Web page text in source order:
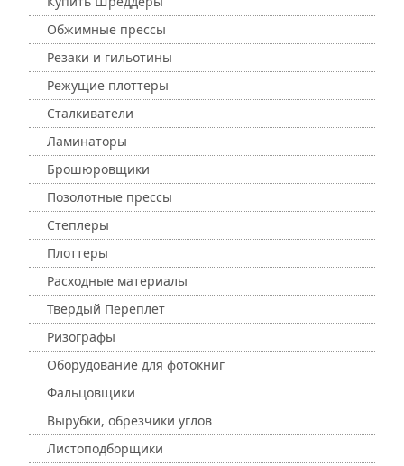
Обжимные прессы
Резаки и гильотины
Режущие плоттеры
Сталкиватели
Ламинаторы
Брошюровщики
Позолотные прессы
Степлеры
Плоттеры
Расходные материалы
Твердый Переплет
Ризографы
Оборудование для фотокниг
Фальцовщики
Вырубки, обрезчики углов
Листоподборщики